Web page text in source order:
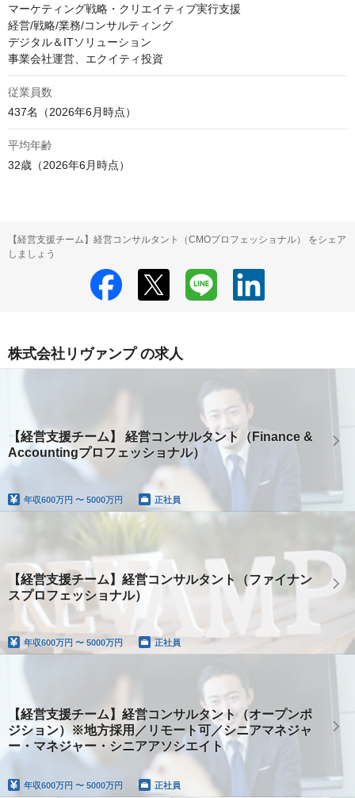
マーケティング戦略・クリエイティブ実行支援
経営/戦略/業務/コンサルティング
デジタル＆ITソリューション
事業会社運営、エクイティ投資
従業員数
437名（2026年6月時点）
平均年齢
32歳（2026年6月時点）
【経営支援チーム】経営コンサルタント（CMOプロフェッショナル） をシェア
しましょう
株式会社リヴァンプ の求人
【経営支援チーム】 経営コンサルタント（Finance &
Accountingプロフェッショナル）
年収600万円 〜 5000万円 正社員
【経営支援チーム】経営コンサルタント（ファイナン
スプロフェッショナル）
年収600万円 〜 5000万円 正社員
【経営支援チーム】経営コンサルタント（オープンポ
ジション）※地方採用／リモート可／シニアマネジャ
ー・マネジャー・シニアアソシエイト
年収600万円 〜 5000万円 正社員